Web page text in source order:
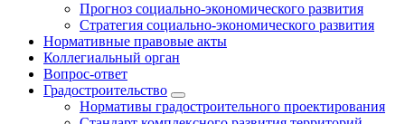
Прогноз социально-экономического развития
Стратегия социально-экономического развития
Нормативные правовые акты
Коллегиальный орган
Вопрос-ответ
Градостроительство
Нормативы градостроительного проектирования